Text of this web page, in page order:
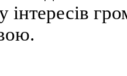
інтересів